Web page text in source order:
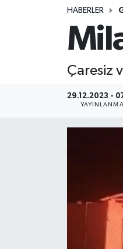
HABERLER
Çaresiz
29.12.2023 -
YAYINLANMA
ÖZEL HABER
POLİTİKA
Programlar